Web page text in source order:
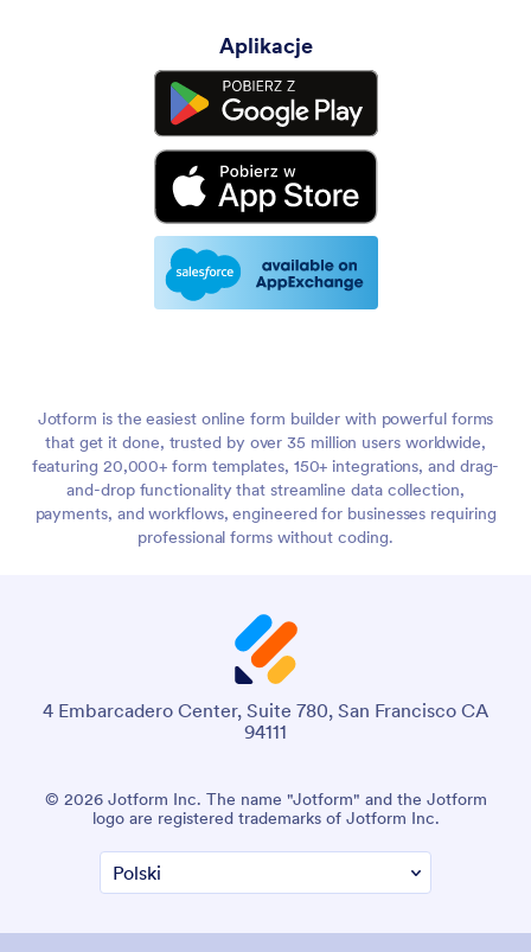
Aplikacje
Jotform is the easiest online form builder with powerful forms
that get it done, trusted by over 35 million users worldwide,
featuring 20,000+ form templates, 150+ integrations, and drag-
and-drop functionality that streamline data collection,
payments, and workflows, engineered for businesses requiring
professional forms without coding.
4 Embarcadero Center, Suite 780, San Francisco CA
94111
© 2026 Jotform Inc. The name "Jotform" and the Jotform
logo are registered trademarks of Jotform Inc.